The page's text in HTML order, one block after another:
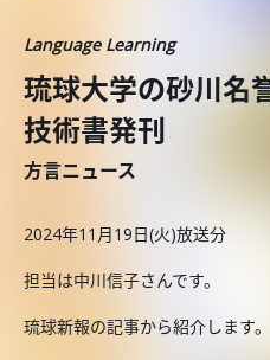
Language Learning
琉球大学の砂川名
技術書発刊
方言ニュース
2024年11月19日(火)放送分
担当は中川信子さんです。
琉球新報の記事から紹介します。